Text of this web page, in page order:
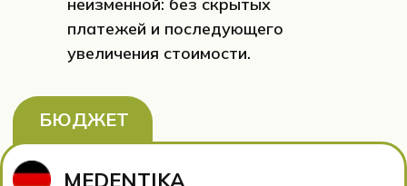
платежей и последующего
увеличения стоимости.